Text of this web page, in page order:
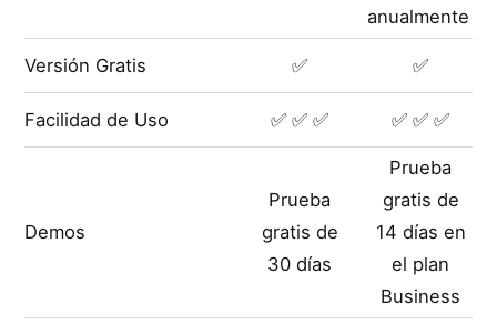
anualmente
Versión Gratis ✅ ✅
Facilidad de Uso ✅ ✅ ✅ ✅ ✅ ✅
Demos
Prueba
gratis de
30 días
Prueba
gratis de
14 días en
el plan
Business